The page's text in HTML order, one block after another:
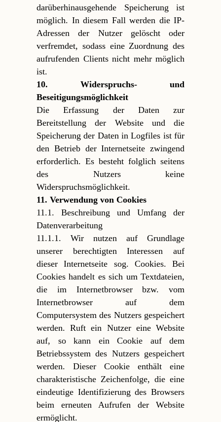
darüberhinausgehende Speicherung ist
möglich. In diesem Fall werden die IP-
Adressen der Nutzer gelöscht oder
verfremdet, sodass eine Zuordnung des
aufrufenden Clients nicht mehr möglich
ist.
10. Widerspruchs- und
Beseitigungsmöglichkeit
Die Erfassung der Daten zur
Bereitstellung der Website und die
Speicherung der Daten in Logfiles ist für
den Betrieb der Internetseite zwingend
erforderlich. Es besteht folglich seitens
des Nutzers keine
Widerspruchsmöglichkeit.
11. Verwendung von Cookies
11.1. Beschreibung und Umfang der
Datenverarbeitung
11.1.1. Wir nutzen auf Grundlage
unserer berechtigten Interessen auf
dieser Internetseite sog. Cookies. Bei
Cookies handelt es sich um Textdateien,
die im Internetbrowser bzw. vom
Internetbrowser auf dem
Computersystem des Nutzers gespeichert
werden. Ruft ein Nutzer eine Website
auf, so kann ein Cookie auf dem
Betriebssystem des Nutzers gespeichert
werden. Dieser Cookie enthält eine
charakteristische Zeichenfolge, die eine
eindeutige Identifizierung des Browsers
beim erneuten Aufrufen der Website
ermöglicht.